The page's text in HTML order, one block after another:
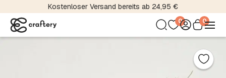
Kostenloser Versand bereits ab 24,95 €
0 0